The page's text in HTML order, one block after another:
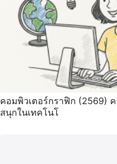
คอมพิวเตอร์กราฟิก (2569)
สนุกในเทคโนโ